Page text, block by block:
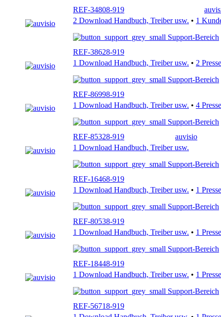
REF-34808-919
2 Download Handbuch, Treiber usw. • 1
Support-Bereich
REF-38628-919
1 Download Handbuch, Treiber usw. • 2
Support-Bereich
REF-86998-919
1 Download Handbuch, Treiber usw. • 4
Support-Bereich
REF-85328-919
auvisio
1 Download Handbuch, Treiber usw.
Support-Bereich
REF-16468-919
1 Download Handbuch, Treiber usw. • 1
Support-Bereich
REF-80538-919
1 Download Handbuch, Treiber usw. • 1
Support-Bereich
REF-18448-919
1 Download Handbuch, Treiber usw. • 1
Support-Bereich
REF-56718-919